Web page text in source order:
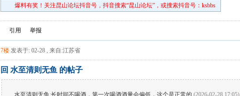
爆料有奖！关注昆山论坛抖音号，抖音搜索“昆山论坛”，或搜索抖音号：ksbbs
引用 举报
7楼 发表于: 02-28 , 来自:江苏省
回 水至清则无鱼 的帖子
水至清则无鱼 :长时间不喝酒，第一次喝酒酒量会偏低，这个是正常的 (2026-02-28 17:05)